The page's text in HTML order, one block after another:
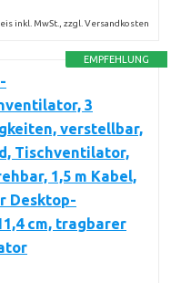
inkl. MwSt., zzgl. Versandkosten
EMPFEHLUNG
3
verstellbar,
Tischventilator,
1,5 m Kabel,
Desktop-
cm, tragbarer